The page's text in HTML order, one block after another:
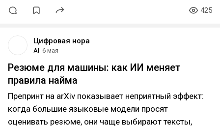
425
Цифровая нора
AI 6 мая
Резюме для машины: как ИИ меняет
правила найма
Препринт на arXiv показывает неприятный эффект:
когда большие языковые модели просят
оценивать резюме, они чаще выбирают тексты,